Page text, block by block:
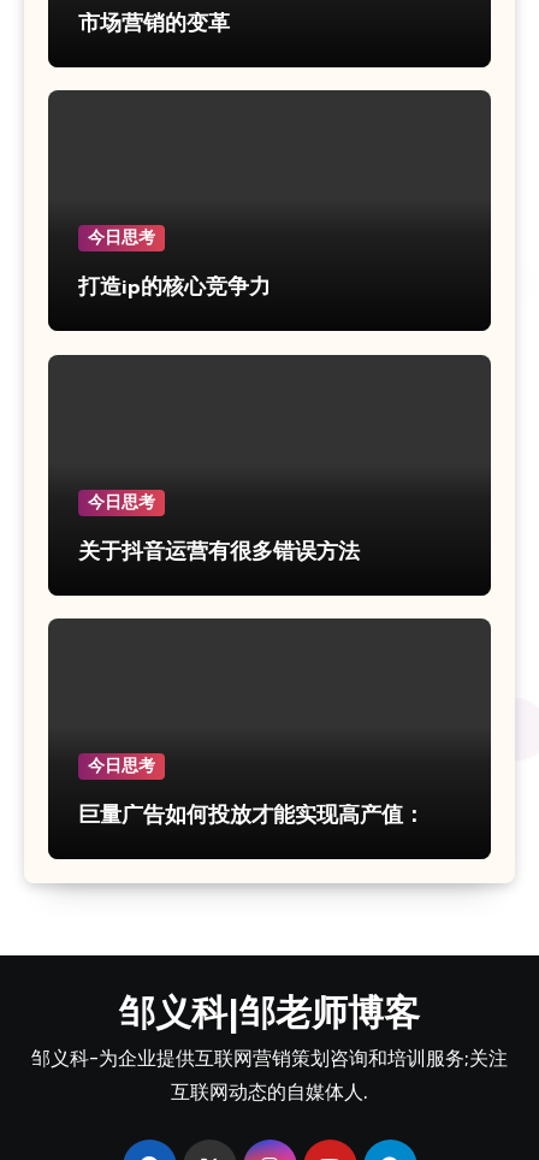
市场营销的变革
今日思考
打造ip的核心竞争力
今日思考
关于抖音运营有很多错误方法
今日思考
巨量广告如何投放才能实现高产值：
邹义科|邹老师博客
邹义科-为企业提供互联网营销策划咨询和培训服务;关注
互联网动态的自媒体人.